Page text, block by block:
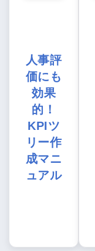
人事評
価にも
効果
的！
KPIツ
リー作
成マニ
ュアル